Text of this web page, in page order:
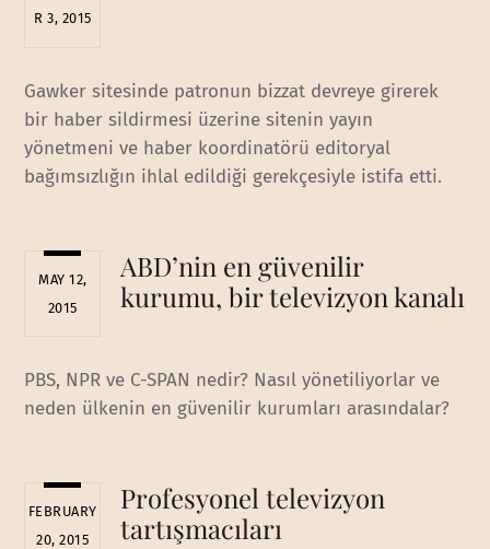
R 3, 2015
Gawker sitesinde patronun bizzat devreye girerek
bir haber sildirmesi üzerine sitenin yayın
yönetmeni ve haber koordinatörü editoryal
bağımsızlığın ihlal edildiği gerekçesiyle istifa etti.
MAY 12,
2015
ABD’nin en güvenilir
kurumu, bir televizyon kanalı
PBS, NPR ve C-SPAN nedir? Nasıl yönetiliyorlar ve
neden ülkenin en güvenilir kurumları arasındalar?
FEBRUARY
20, 2015
Profesyonel televizyon
tartışmacıları